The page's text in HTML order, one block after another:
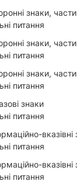
знаки,
питання
знаки,
питання
знаки,
питання
знаки
питання
вказівні
питання
питання